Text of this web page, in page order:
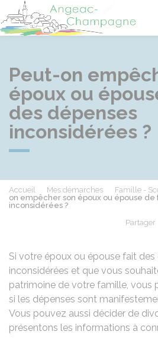
Peut-on
époux ou
des dépenses
inconsidérées ?
Accueil Mes démarches Famille -
on empêcher son époux ou épouse
inconsidérées ?
Partager
Si votre époux ou épouse fait des
inconsidérées et que vous
patrimoine de votre famille, vous
si les dépenses sont
Vous pouvez aussi décider de
présentons les informations à